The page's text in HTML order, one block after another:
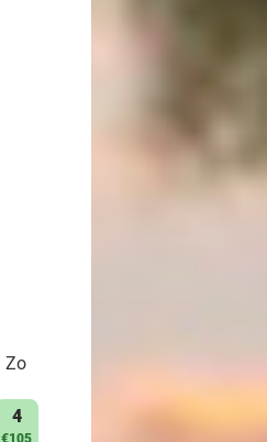
Zo
4
€105